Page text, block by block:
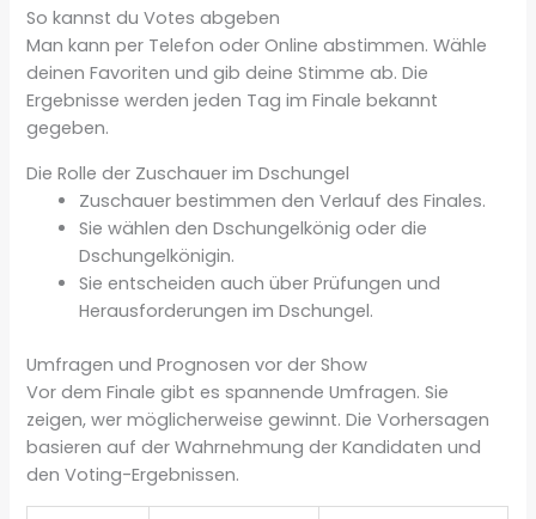
So kannst du Votes abgeben
Man kann per Telefon oder Online abstimmen. Wähle
deinen Favoriten und gib deine Stimme ab. Die
Ergebnisse werden jeden Tag im Finale bekannt
gegeben.
Die Rolle der Zuschauer im Dschungel
Zuschauer bestimmen den Verlauf des Finales.
Sie wählen den Dschungelkönig oder die
Dschungelkönigin.
Sie entscheiden auch über Prüfungen und
Herausforderungen im Dschungel.
Umfragen und Prognosen vor der Show
Vor dem Finale gibt es spannende Umfragen. Sie
zeigen, wer möglicherweise gewinnt. Die Vorhersagen
basieren auf der Wahrnehmung der Kandidaten und
den Voting-Ergebnissen.